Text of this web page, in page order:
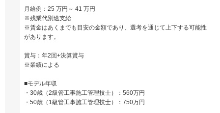
月給例：25 万円～ 41 万円
※残業代別途支給
※賃金はあくまでも目安の金額であり、選考を通じて上下する可能性
があります。
賞与：年2回+決算賞与
※業績による
■モデル年収
・30歳（2級管工事施工管理技士）：560万円
・50歳（1級管工事施工管理技士）：750万円